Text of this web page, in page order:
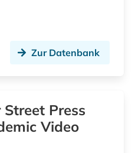
demokratische bildung (1)
Zur Datenbank
Press
Video